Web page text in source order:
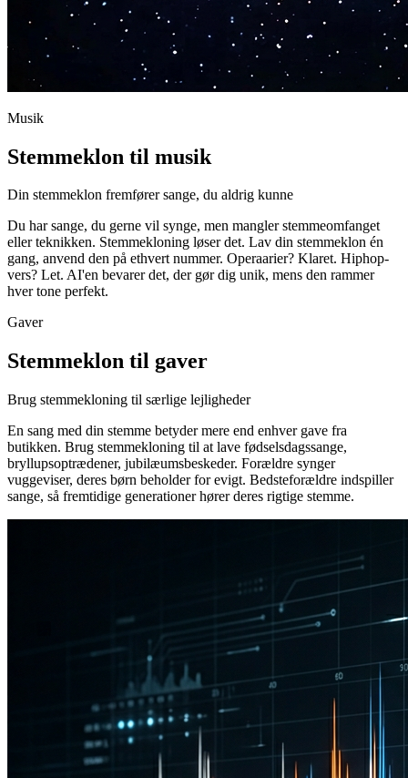
Musik
Stemmeklon til musik
Din stemmeklon fremfører sange, du aldrig kunne
Du har sange, du gerne vil synge, men mangler stemmeomfanget
eller teknikken. Stemmekloning løser det. Lav din stemmeklon én
gang, anvend den på ethvert nummer. Operaarier? Klaret. Hiphop-
vers? Let. AI'en bevarer det, der gør dig unik, mens den rammer
hver tone perfekt.
Gaver
Stemmeklon til gaver
Brug stemmekloning til særlige lejligheder
En sang med din stemme betyder mere end enhver gave fra
butikken. Brug stemmekloning til at lave fødselsdagssange,
bryllupsoptrædener, jubilæumsbeskeder. Forældre synger
vuggeviser, deres børn beholder for evigt. Bedsteforældre indspiller
sange, så fremtidige generationer hører deres rigtige stemme.